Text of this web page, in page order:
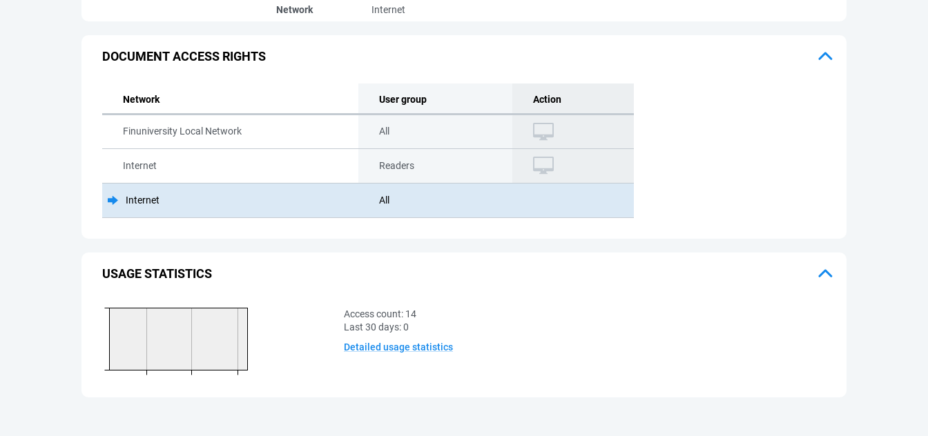
Network
Internet
DOCUMENT ACCESS RIGHTS
Network User group Action
Finuniversity Local Network All
Internet Readers
Internet All
USAGE STATISTICS
Access count: 14
Last 30 days:0
Detailed usage statistics